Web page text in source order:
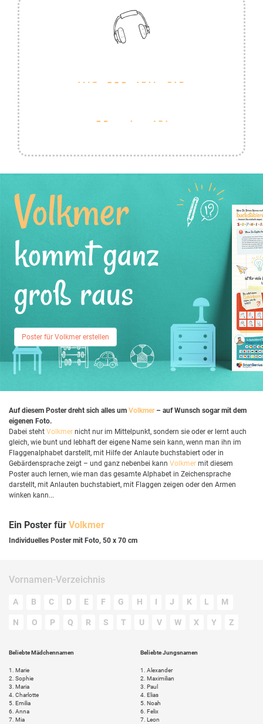
Volkmer
kommt ganz
groß raus
Poster für Volkmer erstellen
Auf diesem Poster dreht sich alles um Volkmer– auf Wunsch sogar mit dem
eigenen Foto.
Dabei steht Volkmer nicht nur im Mittelpunkt, sondern sie oder er lernt auch
gleich, wie bunt und lebhaft der eigene Name sein kann, wenn man ihn im
Flaggenalphabet darstellt, mit Hilfe der Anlaute buchstabiert oder in
Gebärdensprache zeigt – und ganz nebenbei kann Volkmer mit diesem
Poster auch lernen, wie man das gesamte Alphabet in Zeichensprache
darstellt, mit Anlauten buchstabiert, mit Flaggen zeigen oder den Armen
winken kann...
Ein Poster für Volkmer
Individuelles Poster mit Foto, 50 x 70 cm
Vornamen-Verzeichnis
A B C D E F G H I J K L M
N O P Q R S T U V W X Y Z
Beliebte Mädchennamen
1.
Marie
2. Sophie
3. Maria
4. Charlotte
5. Emilia
6. Anna
7. Mia
Beliebte Jungsnamen
1.
Alexander
2. Maximilian
3. Paul
4. Elias
5. Noah
6. Felix
7. Leon